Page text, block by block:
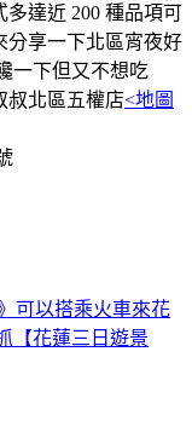
達近 200 種品項可
分享一下北區宵夜好
一下但又不想吃
叔北區五權店<地圖
可以搭乘火車來花
【花蓮三日遊景